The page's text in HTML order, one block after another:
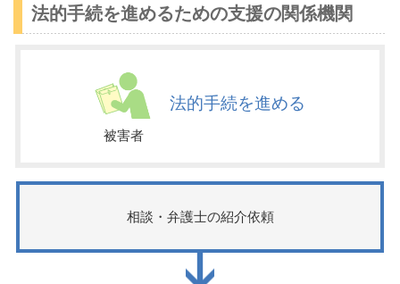
法的手続を進めるための支援の関係機関
被害者
法的手続を進める
相談・弁護士の紹介依頼